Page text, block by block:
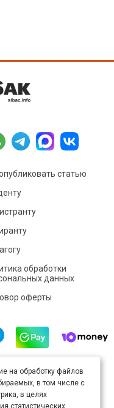
статью
обработки
данных
оферты
полицензии Creative
(«Атрибуция») 4.0
на обработку файлов
в том числе с
в целях
статистических